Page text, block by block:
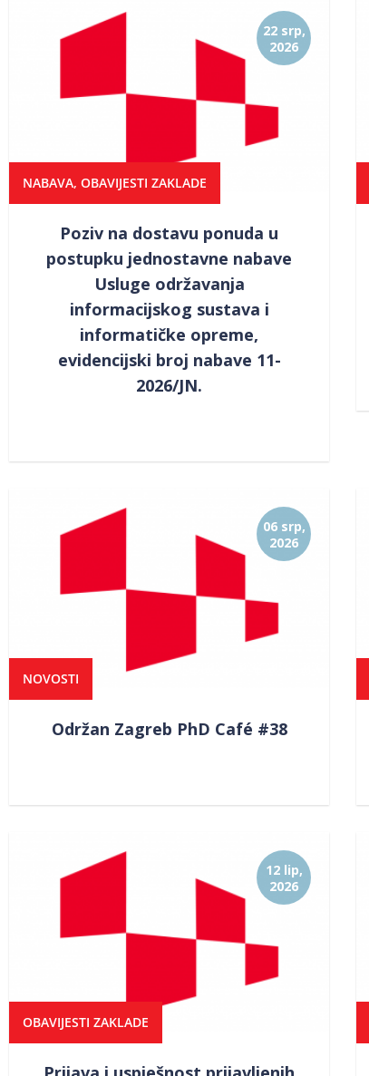
22 srp,
2026
NABAVA, OBAVIJESTI ZAKLADE
Poziv na dostavu ponuda u
postupku jednostavne nabave
Usluge održavanja
informacijskog sustava i
informatičke opreme,
evidencijski broj nabave 11-
2026/JN.
06 srp,
2026
NOVOSTI
Održan Zagreb PhD Café #38
12 lip,
2026
OBAVIJESTI ZAKLADE